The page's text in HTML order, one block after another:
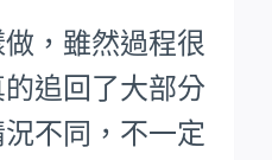
，雖然過程很
追回了大部分
不同，不一定